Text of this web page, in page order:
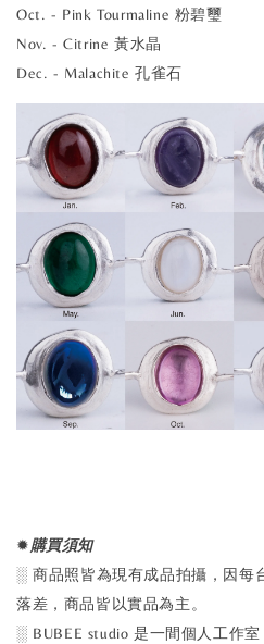
Oct. - Pink Tourmaline 粉碧璽
Nov. - Citrine 黃水晶
Dec. - Malachite 孔雀石
✹購買須知
░ 商品照皆為現有成品拍攝，因每
落差，商品皆以實品為主。
░ BUBEE studio 是一間個人工作